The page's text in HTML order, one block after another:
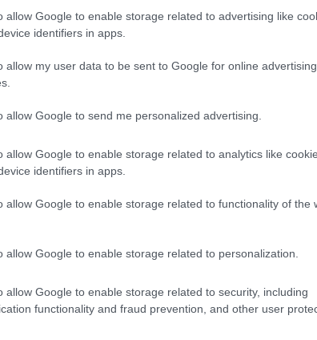
allow Google to enable storage related to advertising like
identifiers in apps.
allow my user data to be sent to Google for online advertising
allow Google to send me personalized advertising.
allow Google to enable storage related to analytics like
identifiers in apps.
allow Google to enable storage related to functionality of the
allow Google to enable storage related to personalization.
allow Google to enable storage related to security, including
functionality and fraud prevention, and other user
Μεταξύ 19 και 24 Δεκεμβρίου 2025​
την έγκαιρη καταβολή του επιδόματος, οι
της ΗΔΙΚΑ ή του ΟΠΕΚΑ,
ότι η έγκαιρη υποβολή της αίτησης
ομαλή καταβολή του επιδόματος.
υποβολής αίτησης:
φορολογικής δήλωσης (Ε1): Το επίδομα
στο Α21 του έτους 2025 και σύμφωνα με
οι δικαιούχοι το σωστό ποσό του